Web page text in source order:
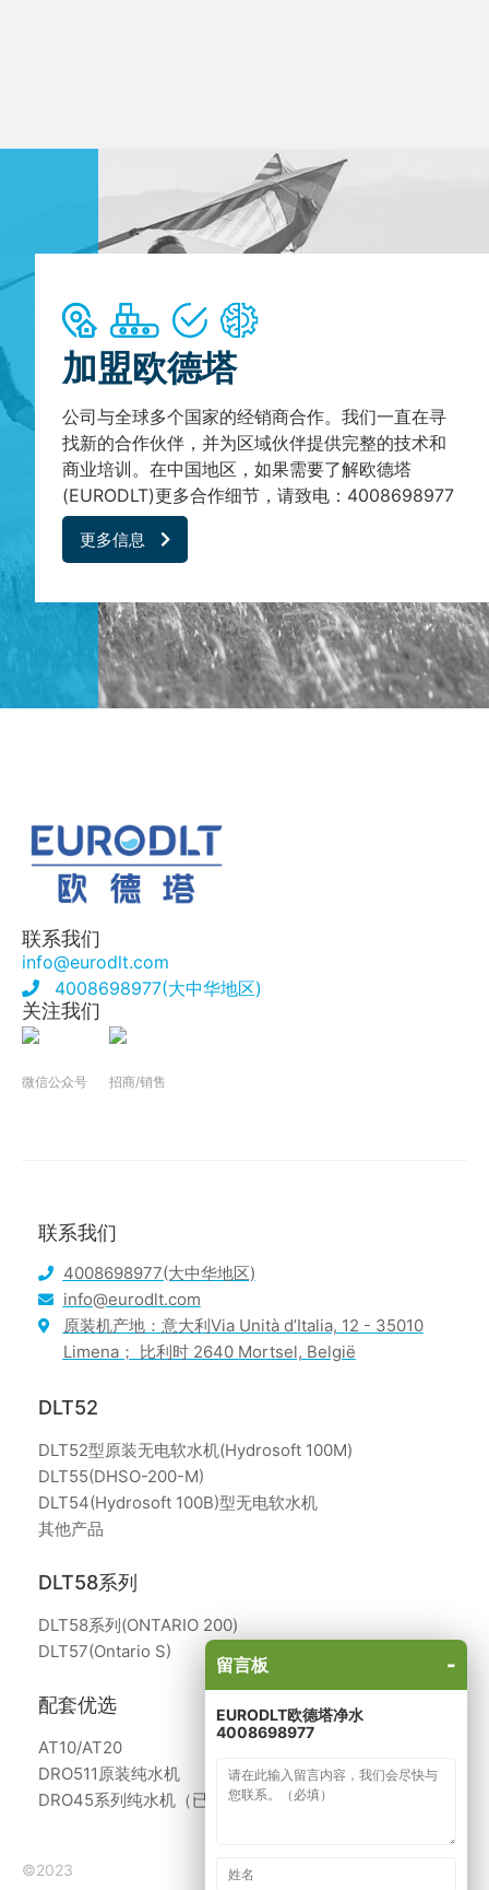
加盟欧德塔
公司与全球多个国家的经销商合作。我们一直在寻
找新的合作伙伴，并为区域伙伴提供完整的技术和
商业培训。在中国地区，如果需要了解欧德塔
(EURODLT)更多合作细节，请致电：4008698977
更多信息
联系我们
info@eurodlt.com
4008698977(大中华地区)
关注我们
微信公众号 招商/销售
联系我们
4008698977(大中华地区)
info@eurodlt.com
原装机产地：意大利Via Unità d’Italia, 12 - 35010
Limena； 比利时 2640 Mortsel, België
DLT52
DLT52型原装无电软水机(Hydrosoft 100M)
DLT55(DHSO-200-M)
DLT54(Hydrosoft 100B)型无电软水机
其他产品
DLT58系列
DLT58系列(ONTARIO 200)
DLT57(Ontario S)
配套优选
AT10/AT20
DRO511原装纯水机
DRO45系列纯水机（已停产）
©2023
留言板 -
EURODLT欧德塔净水
4008698977